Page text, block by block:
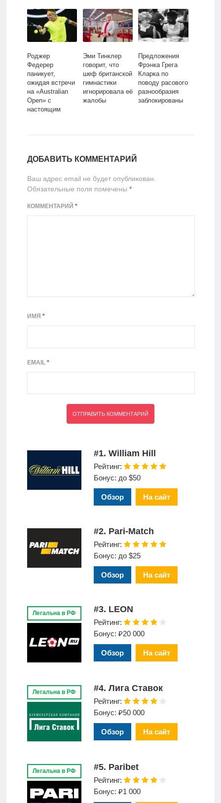
Роджер
Федерер
паникует,
ожидая встречи
на «Australian
Open» с
настоящим
Эми Тинклер
говорит, что
шеф британской
гимнастики
игнорировала её
жалобы
Предложения
Фрэнка Грега
Кларка по
поводу расового
разнообразия
заблокированы
ДОБАВИТЬ КОММЕНТАРИЙ
Ваш адрес email не будет опубликован.
Обязательные поля помечены *
КОММЕНТАРИЙ *
ИМЯ *
EMAIL *
#1. William Hill
Рейтинг:
Бонус: до $50
Обзор На сайт
#2. Pari-Match
Рейтинг:
Бонус: до $25
Обзор На сайт
Легальна в РФ #3. LEON
Рейтинг:
Бонус: ₽20 000
Обзор На сайт
Легальна в РФ #4. Лига Ставок
Рейтинг:
Бонус: ₽50 000
Обзор На сайт
Легальна в РФ #5. Paribet
Рейтинг:
Бонус: ₽1 000